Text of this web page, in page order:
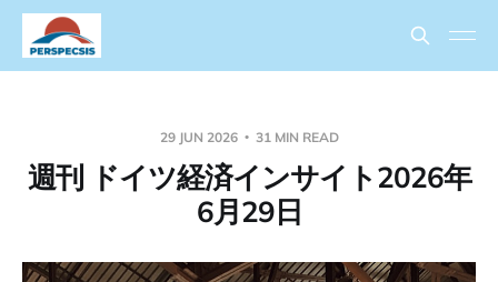
29 JUN 2026 31 MIN READ
週刊 ドイツ経済インサイト2026年
6月29日